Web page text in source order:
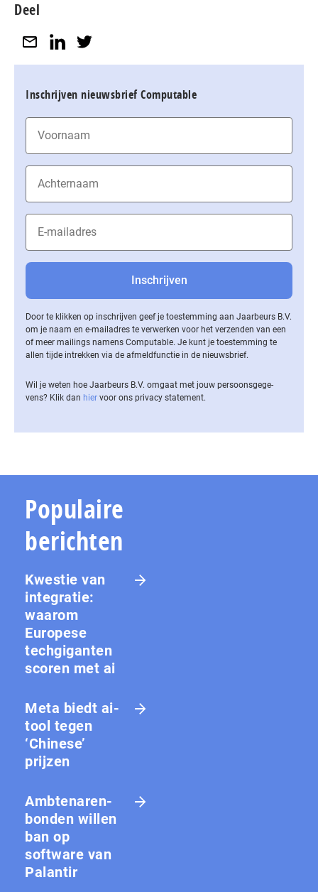
Deel
Inschrijven nieuwsbrief Computable
Door te klikken op inschrijven geef je toestemming aan Jaarbeurs B.V.
om je naam en e-mailadres te verwerken voor het verzenden van een
of meer mailings namens Computable. Je kunt je toestemming te
allen tijde intrekken via de af­meld­func­tie in de nieuwsbrief.
Wil je weten hoe Jaarbeurs B.V. omgaat met jouw per­soons­ge­ge­
vens? Klik dan hier voor ons privacy statement.
Populaire
berichten
Kwestie van
integratie:
waarom
Europese
techgiganten
scoren met ai
Meta biedt ai-
tool tegen
‘Chinese’
prijzen
Amb­te­na­ren­
bon­den willen
ban op
software van
Palantir